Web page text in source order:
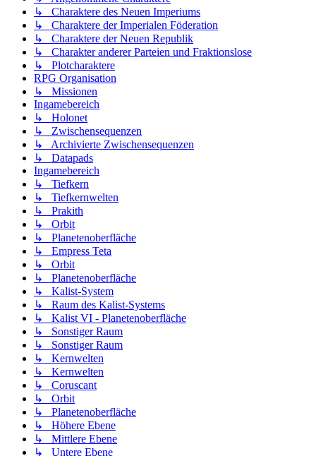
↳ Charaktere des Neuen Imperiums
↳ Charaktere der Imperialen Föderation
↳ Charaktere der Neuen Republik
↳ Charakter anderer Parteien und Fraktionslose
↳ Plotcharaktere
RPG Organisation
↳ Missionen
Ingamebereich
↳ Holonet
↳ Zwischensequenzen
↳ Archivierte Zwischensequenzen
↳ Datapads
Ingamebereich
↳ Tiefkern
↳ Tiefkernwelten
↳ Prakith
↳ Orbit
↳ Planetenoberfläche
↳ Empress Teta
↳ Orbit
↳ Planetenoberfläche
↳ Kalist-System
↳ Raum des Kalist-Systems
↳ Kalist VI - Planetenoberfläche
↳ Sonstiger Raum
↳ Sonstiger Raum
↳ Kernwelten
↳ Kernwelten
↳ Coruscant
↳ Orbit
↳ Planetenoberfläche
↳ Höhere Ebene
↳ Mittlere Ebene
↳ Untere Ebene